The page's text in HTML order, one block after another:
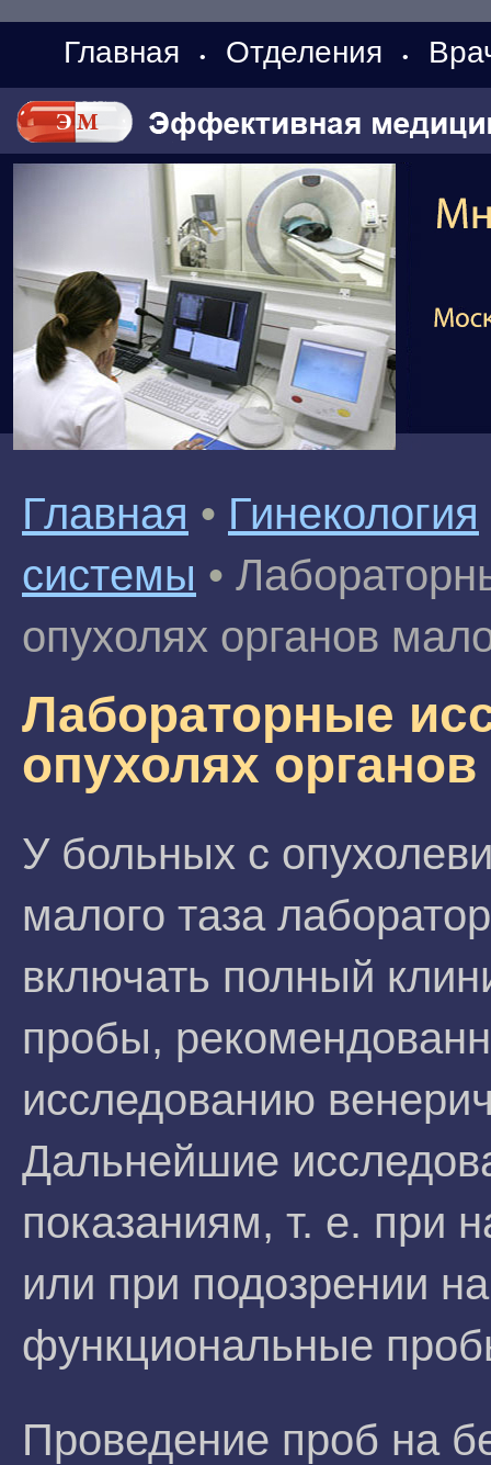
Главная • Отделения •
Главная • Гинекология
системы •
опухолях органов
Лабораторные
опухолях органов
У больных с
малого таза
включать полный
пробы,
исследованию
Дальнейшие
показаниям, т. е. при
или при подозрении
функциональные
Проведение проб на